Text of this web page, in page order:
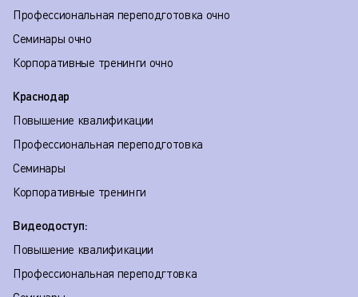
Профессиональная переподготовка очно
Семинары очно
Корпоративные тренинги очно
Краснодар
Повышение квалификации
Профессиональная переподготовка
Семинары
Корпоративные тренинги
Видеодоступ:
Повышение квалификации
Профессиональная переподгтовка